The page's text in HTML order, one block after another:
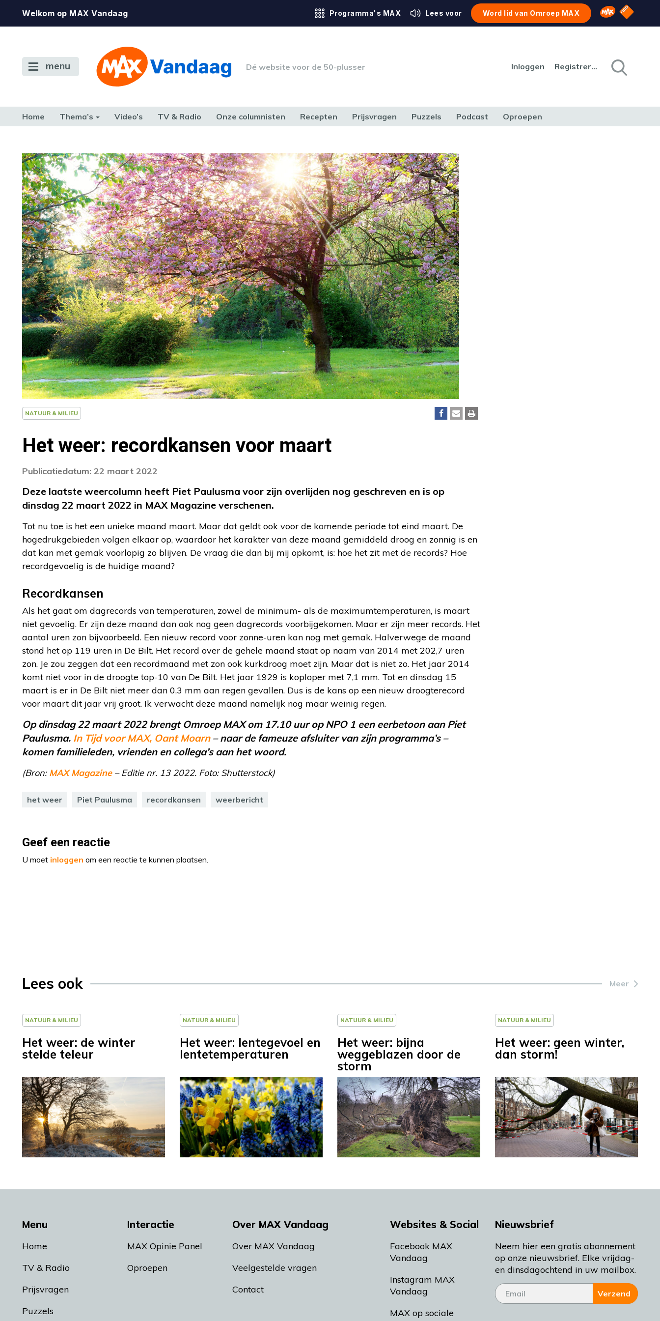
Welkom op MAX Vandaag Programma's MAX Lees voor Word lid van Omroep MAX Omroep MAX
NPO
menu Dé website voor de 50-plusser Inloggen Registreren
Home Thema’s Video’s TV & Radio Onze columnisten Recepten Prijsvragen Puzzels Podcast Oproepen
NATUUR & MILIEU
Het weer: recordkansen voor maart
Publicatiedatum: 22 maart 2022
Deze laatste weercolumn heeft Piet Paulusma voor zijn overlijden nog geschreven en is op
dinsdag 22 maart 2022 in MAX Magazine verschenen.
Tot nu toe is het een unieke maand maart. Maar dat geldt ook voor de komende periode tot eind maart. De
hogedrukgebieden volgen elkaar op, waardoor het karakter van deze maand gemiddeld droog en zonnig is en
dat kan met gemak voorlopig zo blijven. De vraag die dan bij mij opkomt, is: hoe het zit met de records? Hoe
recordgevoelig is de huidige maand?
Recordkansen
Als het gaat om dagrecords van temperaturen, zowel de minimum- als de maximumtemperaturen, is maart
niet gevoelig. Er zijn deze maand dan ook nog geen dagrecords voorbijgekomen. Maar er zijn meer records. Het
aantal uren zon bijvoorbeeld. Een nieuw record voor zonne-uren kan nog met gemak. Halverwege de maand
stond het op 119 uren in De Bilt. Het record over de gehele maand staat op naam van 2014 met 202,7 uren
zon. Je zou zeggen dat een recordmaand met zon ook kurkdroog moet zijn. Maar dat is niet zo. Het jaar 2014
komt niet voor in de droogte top-10 van De Bilt. Het jaar 1929 is koploper met 7,1 mm. Tot en dinsdag 15
maart is er in De Bilt niet meer dan 0,3 mm aan regen gevallen. Dus is de kans op een nieuw droogterecord
voor maart dit jaar vrij groot. Ik verwacht deze maand namelijk nog maar weinig regen.
Op dinsdag 22 maart 2022 brengt Omroep MAX om 17.10 uur op NPO 1 een eerbetoon aan Piet
Paulusma. In Tijd voor MAX, Oant Moarn– naar de fameuze afsluiter van zijn programma’s –
komen familieleden, vrienden en collega’s aan het woord.
(Bron:MAX Magazine– Editie nr. 13 2022. Foto: Shutterstock)
het weer Piet Paulusma recordkansen weerbericht
Geef een reactie
U moet inloggen om een reactie te kunnen plaatsen.
Lees ook Meer
NATUUR & MILIEU
Het weer: de winter
stelde teleur
NATUUR & MILIEU
Het weer: lentegevoel en
lentetemperaturen
NATUUR & MILIEU
Het weer: bijna
weggeblazen door de
storm
NATUUR & MILIEU
Het weer: geen winter,
dan storm!
Menu
Home
TV & Radio
Prijsvragen
Puzzels
Interactie
MAX Opinie Panel
Oproepen
Over MAX Vandaag
Over MAX Vandaag
Veelgestelde vragen
Contact
Websites & Social
Facebook MAX
Vandaag
Instagram MAX
Vandaag
MAX op sociale
Nieuwsbrief
Neem hier een gratis abonnement
op onze nieuwsbrief. Elke vrijdag-
en dinsdagochtend in uw mailbox.
Verzend